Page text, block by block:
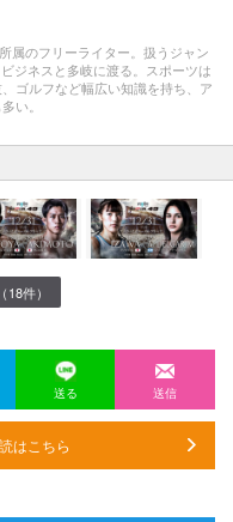
属のフリーライター。扱うジャン
ジネスと多岐に渡る。スポーツは
ゴルフなど幅広い知識を持ち、ア
い。
件）
送る 送信
はこちら